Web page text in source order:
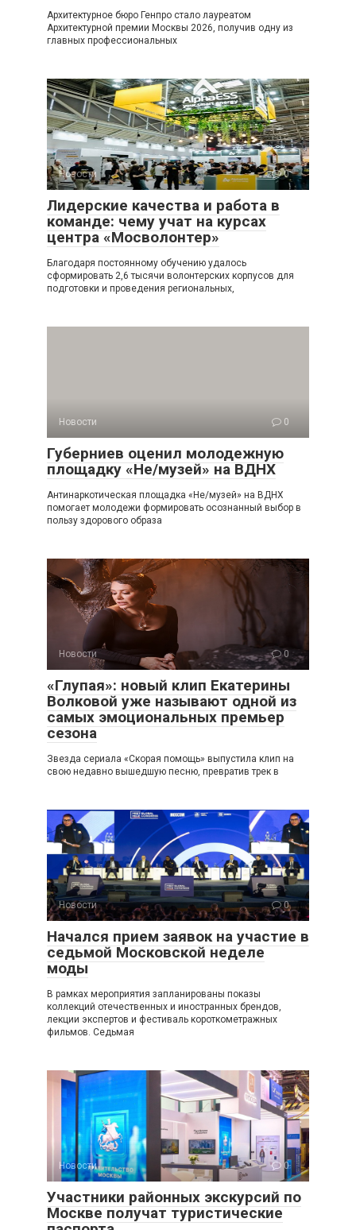
Архитектурное бюро Генпро стало лауреатом
Архитектурной премии Москвы 2026, получив одну из
главных профессиональных
Новости 0
Лидерские качества и работа в
команде: чему учат на курсах
центра «Мосволонтер»
Благодаря постоянному обучению удалось
сформировать 2,6 тысячи волонтерских корпусов для
подготовки и проведения региональных,
Новости 0
Губерниев оценил молодежную
площадку «Не/музей» на ВДНХ
Антинаркотическая площадка «Не/музей» на ВДНХ
помогает молодежи формировать осознанный выбор в
пользу здорового образа
Новости 0
«Глупая»: новый клип Екатерины
Волковой уже называют одной из
самых эмоциональных премьер
сезона
Звезда сериала «Скорая помощь» выпустила клип на
свою недавно вышедшую песню, превратив трек в
Новости 0
Начался прием заявок на участие в
седьмой Московской неделе
моды
В рамках мероприятия запланированы показы
коллекций отечественных и иностранных брендов,
лекции экспертов и фестиваль короткометражных
фильмов. Седьмая
Новости 0
Участники районных экскурсий по
Москве получат туристические